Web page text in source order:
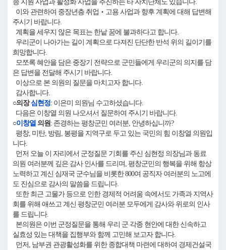
종 지원 사업과 활성화 사업을 추진하는 타 자치단체도 있습니다.
이와 관련하여 중장년층 취업‧고용 사업과 향후 계획에 대해 답변해
주시기 바랍니다.
계획을 세우지 않은 목표는 한낱 꿈에 불과하다고 합니다.
우리군이 나아가는 길이 계획으로 다져진 단단한 반석 위의 길이기를
희망합니다.
모쪼록 혜안을 담은 중장기 전략으로 군민들에게 우리군의 의지를 담
은 답변을 전달해 주시기 바랍니다.
이상으로 본 의원의 질문을 마치고자 합니다.
감사합니다.
○의장심현정: 이은미 의원님 수고하셨습니다.
다음은 이창열 의원 나오셔서 질문하여 주시기 바랍니다.
○이창열 의원: 존경하는 평창군민 여러분, 안녕하십니까?
평창, 미탄, 방림, 봉평을 지역구로 두고 있는 국민의 힘 이창열 의원입
니다.
먼저 오늘 이 자리에서 군정질문 기회를 주신 심현정 의장님과 동료
의원 여러분께 깊은 감사 인사를 드리며, 평창군민의 행복을 위해 항상
노력하고 계신 심재국 군수님을 비롯한 800여 공직자 여러분의 노고에
도 진심으로 감사의 말씀을 드립니다.
또한 최근 고물가 등으로 인한 경제적 어려움 속에서도 가족과 지역사
회를 위해 애쓰고 계신 평창군민 여러분 모두에게 감사와 위로의 인사
를 드립니다.
본의원은 이번 군정질문을 통해 우리 군 각종 현안에 대한 신속하고
실효성 있는 대책을 집행부와 함께 고민해 보고자 합니다.
먼저, 남부권 관광활성화를 위한 종합대책 마련에 대하여 경제건설국